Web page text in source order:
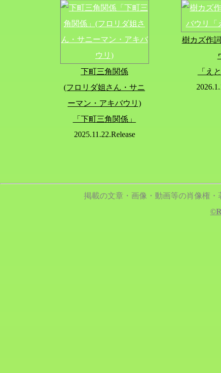
下町三角関係
(フロリダ姐さん・サニ
ーマン・アキバウリ)
「下町三角関係」
2025.11.22.Release
樹カズ作
「え
掲載の文章・画像・動画等の肖像権